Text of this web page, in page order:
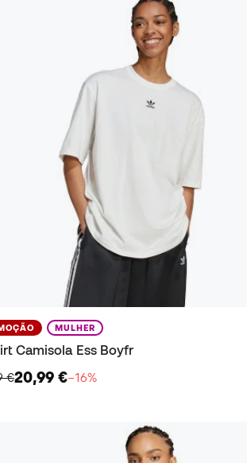
MULHER
Camisola Ess Boyfr
€20,99 €−16%